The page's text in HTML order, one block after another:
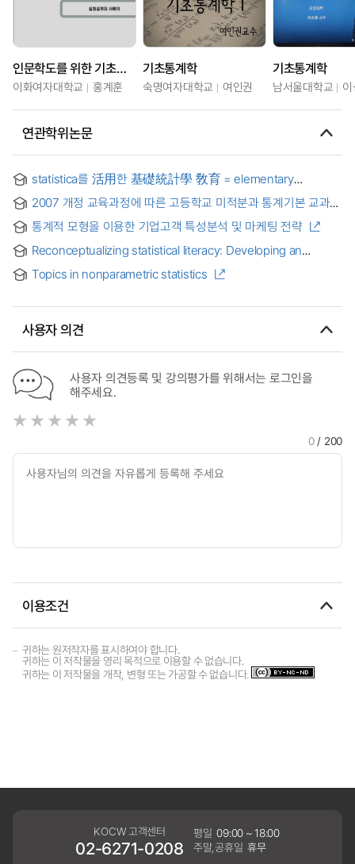
인문학도를 위한 기초통계학
이화여자대학교 홍계훈
기초통계학
숙명여자대학교 여인권
기초통계학
남서울대학교
연관학위논문
statistica를 活用한 基礎統計學 敎育 = elementary
statisticsc education using statistica
2007 개정 교육과정에 따른 고등학교 미적분과 통계기본 교과서
비교 분석 연구 및 상경계열 진학학생에 대한 선수학습으로서의
역할 = Comparative Analysis of Differeftial and Integral
Calculus and Statistics Basic Textbook in High School
According to the 2007 New Revision and the Role As
Forestalling Learning for Students Who want to study
통계적 모형을 이용한 기업고객 특성분석 및 마케팅 전략
Reconceptualizing statistical literacy: Developing an
Topics in nonparametric statistics
사용자 의견
사용자 의견등록 및 강의평가를 위해서는 로그인을
해주세요.
0/ 200
이용조건
귀하는 원저작자를 표시하여야 합니다.
귀하는 이 저작물을 영리 목적으로 이용할 수 없습니다.
귀하는 이 저작물을 개작, 변형 또는 가공할 수 없습니다.
KOCW 고객센터
02-6271-0208
평일 09:00 ~ 18:00
주말,공휴일 휴무